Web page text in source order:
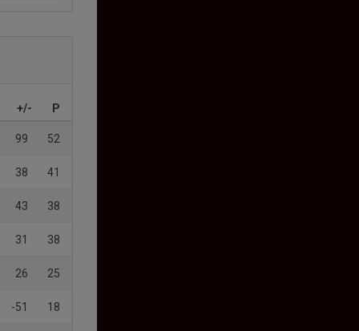
+/- P
99 52
38 41
43 38
31 38
26 25
-51 18